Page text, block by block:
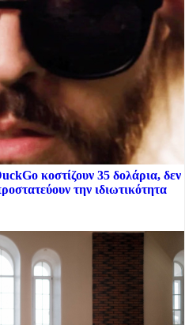
κοστίζουν 35 δολάρια, δεν
την ιδιωτικότητα